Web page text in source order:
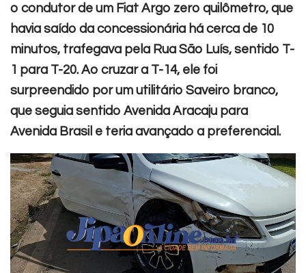
o condutor de um Fiat Argo zero quilômetro, que
havia saído da concessionária há cerca de 10
minutos, trafegava pela Rua São Luís, sentido T-
1 para T-20. Ao cruzar a T-14, ele foi
surpreendido por um utilitário Saveiro branco,
que seguia sentido Avenida Aracaju para
Avenida Brasil e teria avançado a preferencial.